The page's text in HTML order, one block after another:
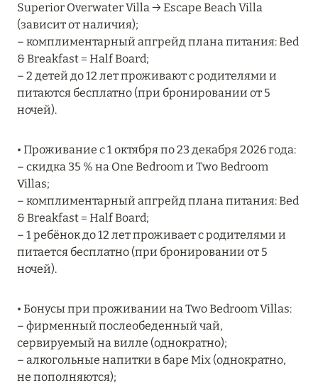
ATLANTIS THE PALM: НОВЫЙ ПАКЕТ
НАПИТКОВ ДЛЯ HB И FB
Подробнее
13 февраля 2025
MANDARIN ORIENTAL JUMEIRA, DUBAI:
СКИДКИ ДО 30 % ОТ СУММЫ КОНТРАКТА НА
РАЗМЕЩЕНИЕ ВЕСНОЙ
Подробнее
11 декабря 2024
RIXOS PREMIUM SAADIYAT ISLAND ABU DHABI:
КОНЦЕПЦИЯ «ВСЁ ВКЛЮЧЕНО – ВСЁ
ЭКСКЛЮЗИВНО»
Superior Overwater Villa → Escape Beach Villa
(зависит от наличия);
– комплиментарный апгрейд плана питания: Bed
& Breakfast = Half Board;
– 2 детей до 12 лет проживают с родителями и
питаются бесплатно (при бронировании от 5
ночей).
• Проживание с 1 октября по 23 декабря 2026 года:
– скидка 35 % на One Bedroom и Two Bedroom
Villas;
– комплиментарный апгрейд плана питания: Bed
& Breakfast = Half Board;
– 1 ребёнок до 12 лет проживает с родителями и
питается бесплатно (при бронировании от 5
ночей).
• Бонусы при проживании на Two Bedroom Villas:
– фирменный послеобеденный чай,
сервируемый на вилле (однократно);
– алкогольные напитки в баре Mix (однократно,
не пополняются);